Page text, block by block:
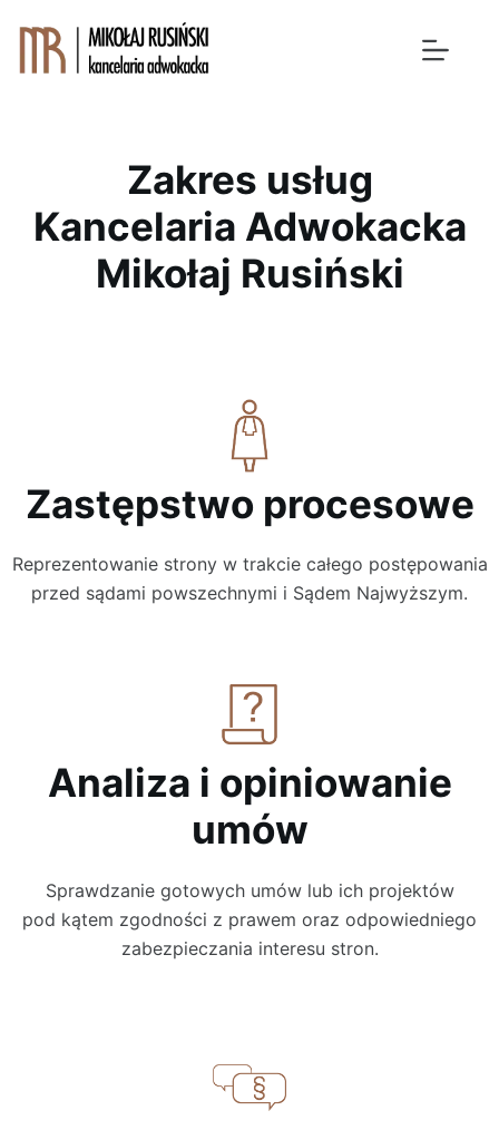
treści
Zakres usług
Kancelaria Adwokacka
Mikołaj Rusiński
Zastępstwo procesowe
Reprezentowanie strony w trakcie całego postępowania
przed sądami powszechnymi i Sądem Najwyższym.
Analiza i opiniowanie
umów
Sprawdzanie gotowych umów lub ich projektów
pod kątem zgodności z prawem oraz odpowiedniego
zabezpieczania interesu stron.